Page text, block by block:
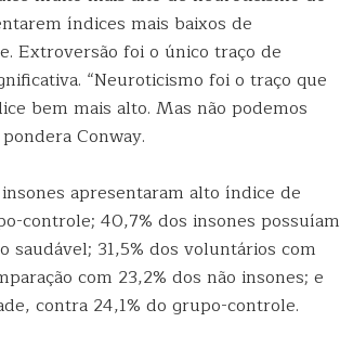
índices mais baixos de
Extroversão foi o único traço de
“Neuroticismo foi o traço que
bem mais alto. Mas não podemos
Conway.
apresentaram alto índice de
controle; 40,7% dos insones possuíam
31,5% dos voluntários com
com 23,2% dos não insones; e
contra 24,1% do grupo-controle.